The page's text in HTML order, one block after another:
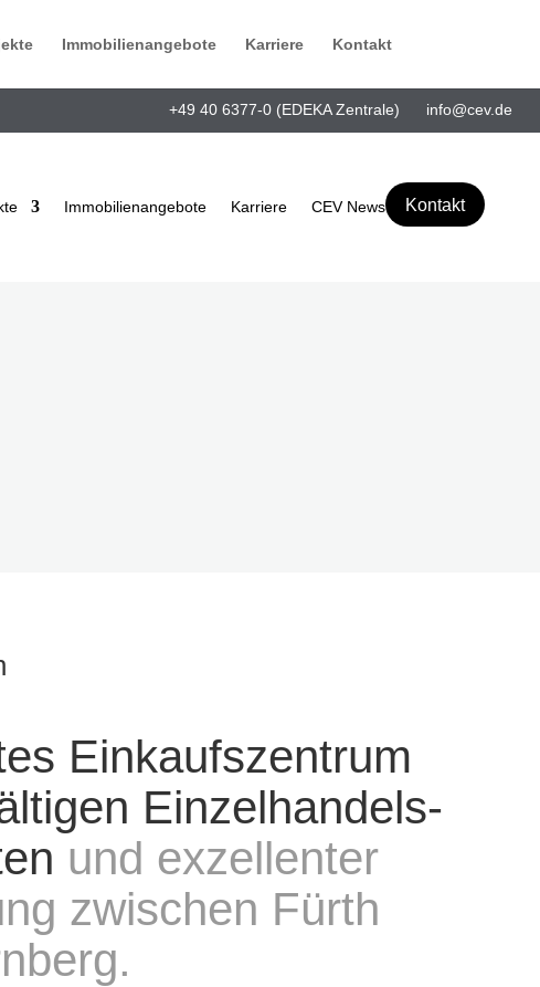
Immobilienangebote Karriere Kontakt
+49 40 6377-0 (EDEKA Zentrale) info@cev.de
Immobilienangebote Karriere CEV News Kontakt
Einkaufszentrum
Einzelhandels-
und exzellenter
zwischen Fürth